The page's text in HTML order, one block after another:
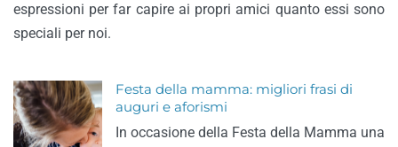
espressioni per far capire ai propri amici quanto essi sono
speciali per noi.
Festa della mamma: migliori frasi di
auguri e aforismi
In occasione della Festa della Mamma una